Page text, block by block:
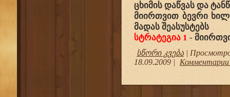
ცხიმის დაწვას და
მიირთვით ბევრი
მადას შეასუსტებს
სტრატეგია 1 -
სწორი კვება|
18.09.2009 | Комментарии